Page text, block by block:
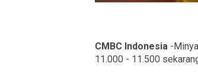
CMBC Indonesia -
11.000 - 11.500